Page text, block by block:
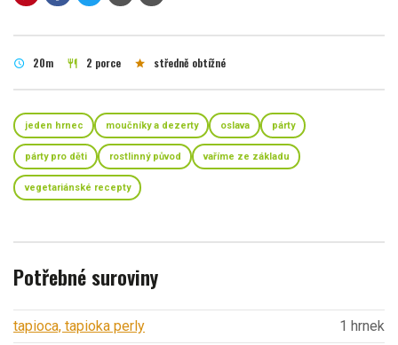
schedule 20m restaurant 2 porce star středně obtížné
jeden hrnec moučníky a dezerty oslava párty
párty pro děti rostlinný původ vaříme ze základu
vegetariánské recepty
Potřebné suroviny
tapioca, tapioka perly
1 hrnek